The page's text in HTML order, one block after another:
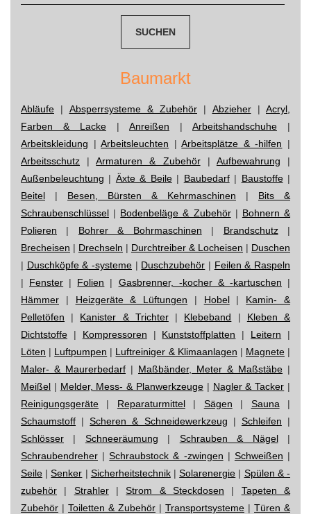
Baumarkt
Abläufe | Absperrsysteme & Zubehör | Abzieher| Acryl,
Farben & Lacke | Anreißen | Arbeitshandschuhe |
Arbeitskleidung |Arbeitsleuchten |Arbeitsplätze & -hilfen |
Arbeitsschutz |Armaturen & Zubehör| Aufbewahrung |
Außenbeleuchtung | Äxte & Beile| Baubedarf| Baustoffe|
Beitel | Besen, Bürsten & Kehrmaschinen | Bits &
Schraubenschlüssel | Bodenbeläge & Zubehör| Bohnern &
Polieren | Bohrer & Bohrmaschinen | Brandschutz|
Brecheisen | Drechseln | Durchtreiber & Locheisen | Duschen
| Duschköpfe & -systeme | Duschzubehör | Feilen & Raspeln
| Fenster | Folien | Gasbrenner, -kocher & -kartuschen |
Hämmer | Heizgeräte & Lüftungen | Hobel| Kamin- &
Pelletöfen | Kanister & Trichter| Klebeband | Kleben &
Dichtstoffe | Kompressoren | Kunststoffplatten | Leitern |
Löten | Luftpumpen | Luftreiniger & Klimaanlagen | Magnete|
Maler- & Maurerbedarf | Maßbänder, Meter & Maßstäbe |
Meißel | Melder, Mess- & Planwerkzeuge | Nagler & Tacker |
Reinigungsgeräte | Reparaturmittel| Sägen | Sauna |
Schaumstoff |Scheren & Schneidewerkzeug | Schleifen |
Schlösser | Schneeräumung | Schrauben & Nägel|
Schraubendreher |Schraubstock & -zwingen | Schweißen |
Seile |Senker | Sicherheitstechnik|Solarenergie | Spülen & -
zubehör | Strahler|Strom & Steckdosen | Tapeten &
Zubehör | Toiletten & Zubehör | Transportsysteme | Türen &